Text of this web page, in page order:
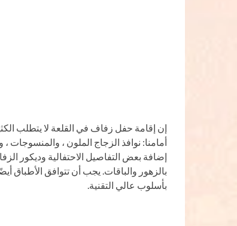
إن إقامة حفل زفاف في القلعة لا يتطلب
أمامنا: نوافذ الزجاج الملون ، والمنسوجات
إضافة بعض التفاصيل الاحتفالية وديكور
بالزهور والباقات. يجب أن تتوافق الأطباق
بأسلوب عالي التقنية.